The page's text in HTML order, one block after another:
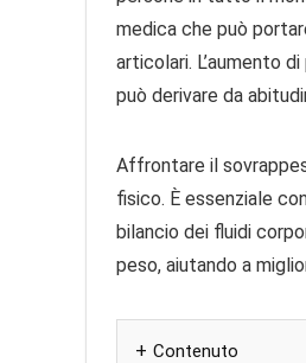
medica che può
articolari. L’aumento
può derivare da
Affrontare il
fisico. È essenziale
bilancio dei fluidi
peso, aiutando a
Contenuto